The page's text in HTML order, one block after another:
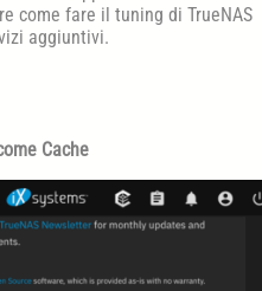
come fare il tuning di TrueNAS
aggiuntivi.
Cache